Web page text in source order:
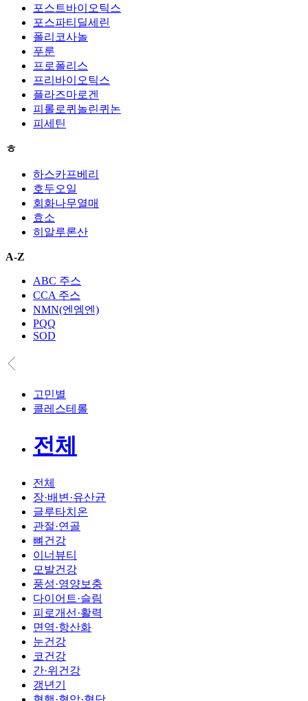
포스트바이오틱스
포스파티딜세린
폴리코사놀
푸룬
프로폴리스
프리바이오틱스
플라즈마로겐
피롤로퀴놀린퀴논
피세틴
ㅎ
하스카프베리
호두오일
회화나무열매
효소
히알루론산
A-Z
ABC 주스
CCA 주스
NMN(엔엠엔)
PQQ
SOD
고민별
콜레스테롤
전체
전체
장·배변·유산균
글루타치온
관절·연골
뼈건강
이너뷰티
모발건강
풍성·영양보충
다이어트·슬림
피로개선·활력
면역·항산화
눈건강
코건강
간·위건강
갱년기